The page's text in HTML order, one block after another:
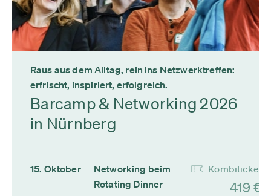
Raus aus dem Alltag, rein ins Netzwerktreffen:
erfrischt, inspiriert, erfolgreich.
Barcamp & Networking 2026
in Nürnberg
15. Oktober
Networking beim
Rotating Dinner
Kombiticket
419 €